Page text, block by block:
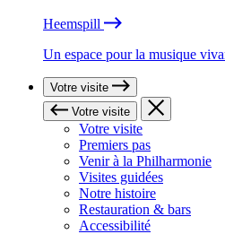
Heemspill
Un espace pour la musique
Votre visite
Votre visite
Votre visite
Premiers pas
Venir à la Philharmonie
Visites guidées
Notre histoire
Restauration & bars
Accessibilité